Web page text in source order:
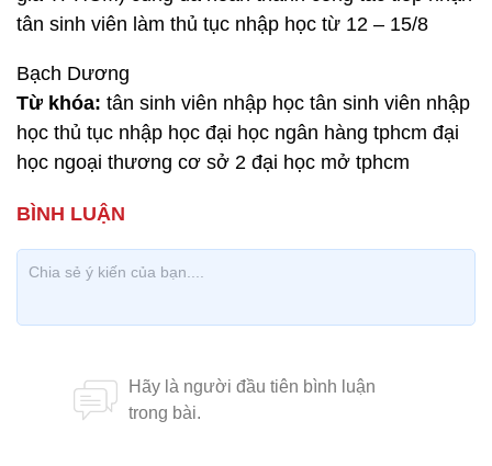
tân sinh viên làm thủ tục nhập học từ 12 – 15/8
Bạch Dương
Từ khóa: tân sinh viên nhập học tân sinh viên nhập
học thủ tục nhập học đại học ngân hàng tphcm đại
học ngoại thương cơ sở 2 đại học mở tphcm